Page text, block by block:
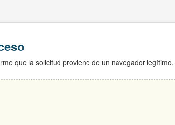
que la solicitud proviene de un navegador legítimo.